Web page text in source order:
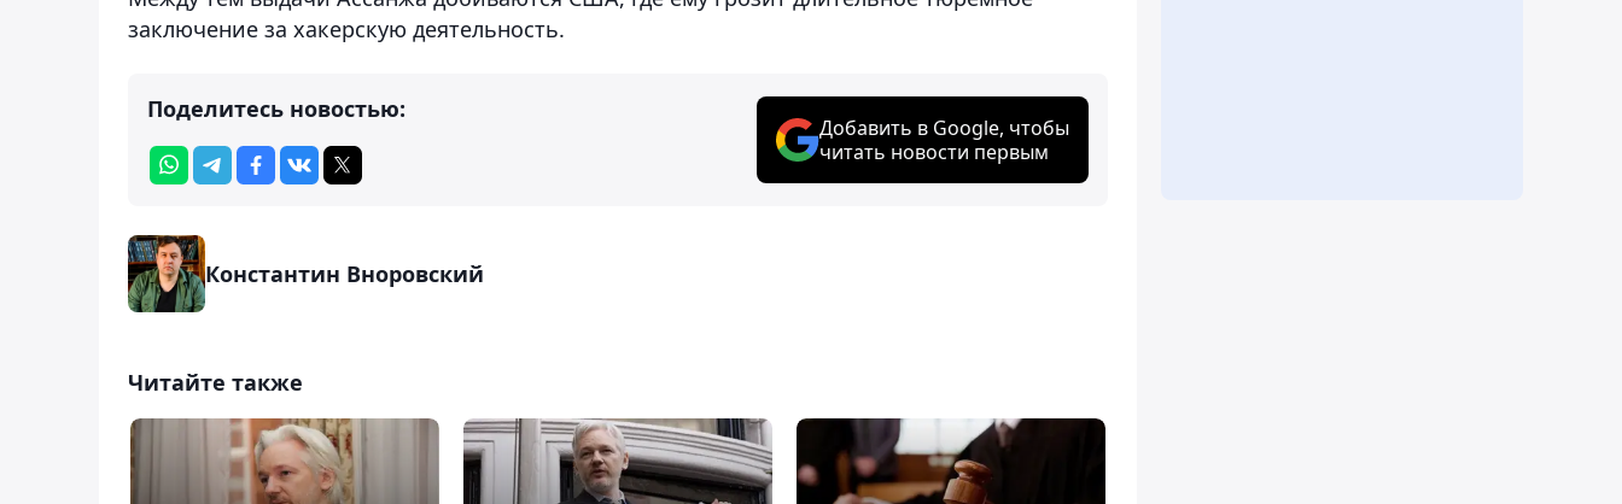
заключение за хакерскую деятельность.
Поделитесь новостью:
Добавить в Google, чтобы
читать новости первым
Константин Вноровский
Читайте также